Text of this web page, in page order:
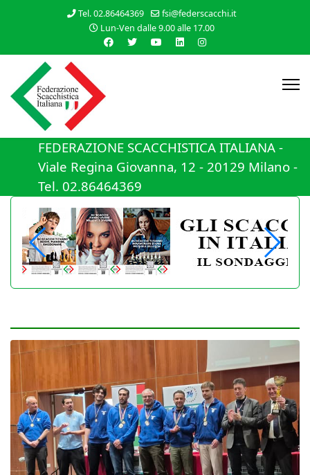
Tel. 02.86464369
fsi@federscacchi.it
Lun-Ven dalle 9.00 alle 17.00
FEDERAZIONE SCACCHISTICA ITALIANA -
Viale Regina Giovanna, 12 - 20129 Milano -
Tel. 02.86464369